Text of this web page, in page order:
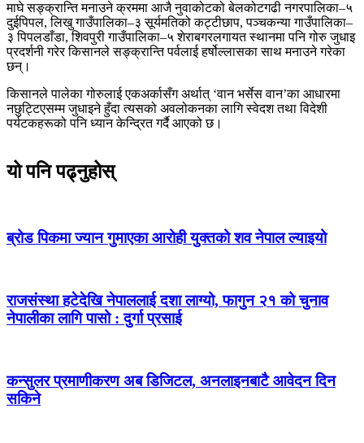
माघे सङ्क्रान्ति मनाउने क्रममा आजै नुवाकोटको बेलकोटगढी नगरपालिका–५
दुईपिपल, लिखु गाउँपालिका–३ सूर्यमतिको कट्टीछाप, पञ्चकन्या गाउँपालिका–
३ पिपलडाँडा, शिवपुरी गाउँपालिका–५ शेराबगरलगायत स्थानमा पनि गोरु जुधाइ
प्रदर्शनी गरेर किसानले सङ्क्रान्ति पर्वलाई हर्षोल्लासका साथ मनाउने गरेका
छन्।
किसानले पालेका गोरुलाई एकअर्कासँग अर्थात् ‘वान भर्सेस वान’का आधारमा
नछुट्टिएसम्म जुधाइने हुँदा त्यसको अवलोकनका लागि स्वेदश तथा विदेशी
पर्यटकहरूको पनि ध्यान केन्द्रित गर्दै आएको छ।
यो पनि पढ्नुहोस्
ब्रोड पिकमा ज्यान गुमाएका आरोही युक्तको शव नेपाल ल्याइयो
राजसंस्था हटेदेखि नेपाललाई दशा लाग्यो, फागुन २१ को चुनाव
नेपालीका लागि पासो : दुर्गा प्रसाई
कन्सुलर प्रमाणीकरण अब डिजिटल, अनलाइनबाटै आवेदन दिन
सकिने